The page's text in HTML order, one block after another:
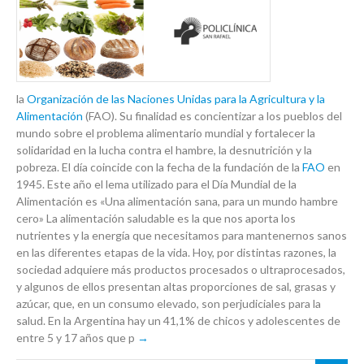
la Organización de las Naciones Unidas para la Agricultura y la
Alimentación (FAO). Su finalidad es concientizar a los pueblos del
mundo sobre el problema alimentario mundial y fortalecer la
solidaridad en la lucha contra el hambre, la desnutrición y la
pobreza. El día coincide con la fecha de la fundación de la FAO en
1945. Este año el lema utilizado para el Día Mundial de la
Alimentación es «Una alimentación sana, para un mundo hambre
cero» La alimentación saludable es la que nos aporta los
nutrientes y la energía que necesitamos para mantenernos sanos
en las diferentes etapas de la vida. Hoy, por distintas razones, la
sociedad adquiere más productos procesados o ultraprocesados,
y algunos de ellos presentan altas proporciones de sal, grasas y
azúcar, que, en un consumo elevado, son perjudiciales para la
salud. En la Argentina hay un 41,1% de chicos y adolescentes de
entre 5 y 17 años que p